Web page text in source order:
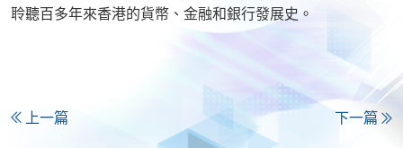
聆聽百多年來香港的貨幣、金融和銀行發展史。
上一篇 下一篇